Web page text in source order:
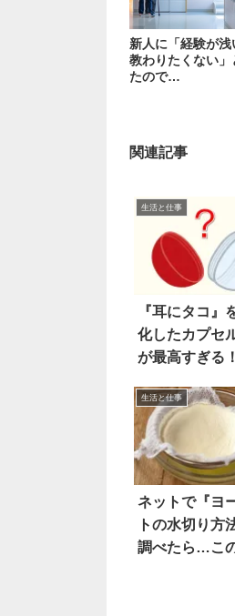
新人に「経験が浅
教わりたくない」
たので…
関連記事
生活と仕事
『耳にタコ』
化したカプセ
が最高すぎる！
生活と仕事
ネットで『ヨ
トの水切り方
調べたら…こ